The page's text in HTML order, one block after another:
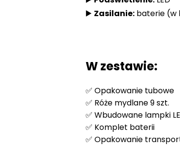
▶️ Zasilanie:baterie (w
W zestawie:
✅ Opakowanie tubowe
✅ Róże mydlane 9 szt.
✅ Wbudowane lampki
✅ Komplet baterii
✅ Opakowanie